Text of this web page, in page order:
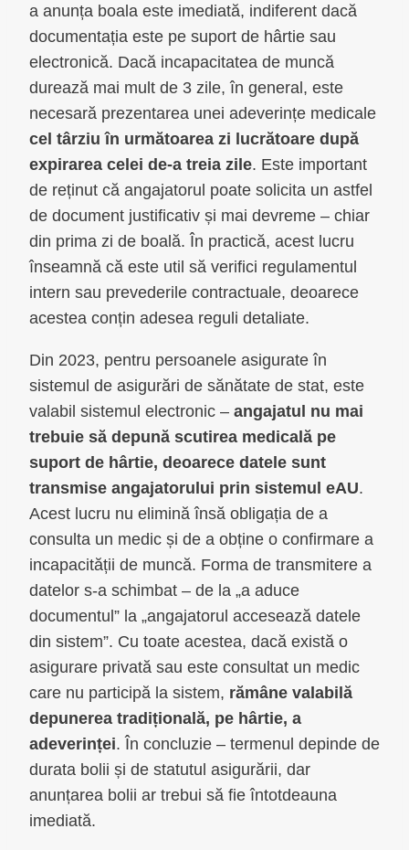
a anunța boala este imediată, indiferent dacă
documentația este pe suport de hârtie sau
electronică. Dacă incapacitatea de muncă
durează mai mult de 3 zile, în general, este
necesară prezentarea unei adeverințe medicale
cel târziu în următoarea zi lucrătoare după
expirarea celei de-a treia zile. Este important
de reținut că angajatorul poate solicita un astfel
de document justificativ și mai devreme – chiar
din prima zi de boală. În practică, acest lucru
înseamnă că este util să verifici regulamentul
intern sau prevederile contractuale, deoarece
acestea conțin adesea reguli detaliate.
Din 2023, pentru persoanele asigurate în
sistemul de asigurări de sănătate de stat, este
valabil sistemul electronic – angajatul nu mai
trebuie să depună scutirea medicală pe
suport de hârtie, deoarece datele sunt
transmise angajatorului prin sistemul eAU.
Acest lucru nu elimină însă obligația de a
consulta un medic și de a obține o confirmare a
incapacității de muncă. Forma de transmitere a
datelor s-a schimbat – de la „a aduce
documentul” la „angajatorul accesează datele
din sistem”. Cu toate acestea, dacă există o
asigurare privată sau este consultat un medic
care nu participă la sistem, rămâne valabilă
depunerea tradițională, pe hârtie, a
adeverinței. În concluzie – termenul depinde de
durata bolii și de statutul asigurării, dar
anunțarea bolii ar trebui să fie întotdeauna
imediată.